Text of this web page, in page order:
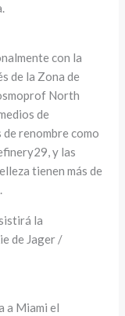
con la
de la Zona de
North
de
renombre como
y las
tienen más de
la
de Jager /
a Miami el